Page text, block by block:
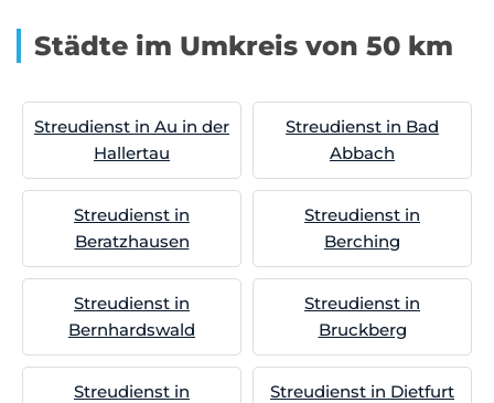
Städte im Umkreis von 50 km
Streudienst in Au in der
Hallertau
Streudienst in Bad
Abbach
Streudienst in
Beratzhausen
Streudienst in
Berching
Streudienst in
Bernhardswald
Streudienst in
Bruckberg
Streudienst in
Streudienst in Dietfurt